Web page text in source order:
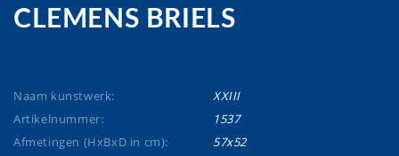
CLEMENS BRIELS
Naam kunstwerk:
XXIII
Artikelnummer:
1537
Afmetingen (HxBxD in cm):
57x52